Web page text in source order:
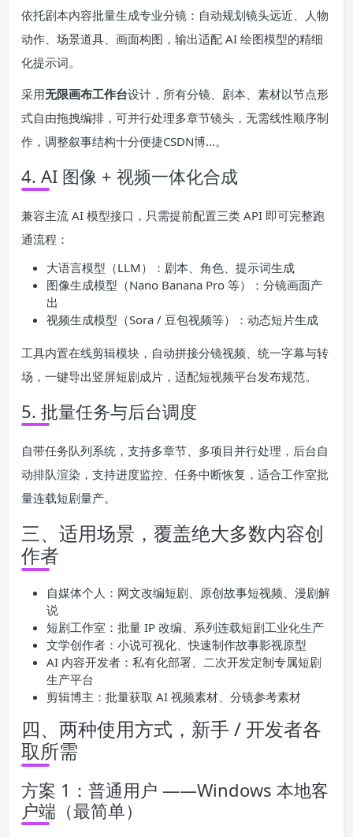
依托剧本内容批量生成专业分镜：自动规划镜头远近、人物
动作、场景道具、画面构图，输出适配 AI 绘图模型的精细
化提示词。
采用无限画布工作台设计，所有分镜、剧本、素材以节点形
式自由拖拽编排，可并行处理多章节镜头，无需线性顺序制
作，调整叙事结构十分便捷CSDN博…。
4. AI 图像 + 视频一体化合成
兼容主流 AI 模型接口，只需提前配置三类 API 即可完整跑
通流程：
大语言模型（LLM）：剧本、角色、提示词生成
图像生成模型（Nano Banana Pro 等）：分镜画面产
出
视频生成模型（Sora / 豆包视频等）：动态短片生成
工具内置在线剪辑模块，自动拼接分镜视频、统一字幕与转
场，一键导出竖屏短剧成片，适配短视频平台发布规范。
5. 批量任务与后台调度
自带任务队列系统，支持多章节、多项目并行处理，后台自
动排队渲染，支持进度监控、任务中断恢复，适合工作室批
量连载短剧量产。
三、适用场景，覆盖绝大多数内容创
作者
自媒体个人：网文改编短剧、原创故事短视频、漫剧解
说
短剧工作室：批量 IP 改编、系列连载短剧工业化生产
文学创作者：小说可视化、快速制作故事影视原型
AI 内容开发者：私有化部署、二次开发定制专属短剧
生产平台
剪辑博主：批量获取 AI 视频素材、分镜参考素材
四、两种使用方式，新手 / 开发者各
取所需
方案 1：普通用户 ——Windows 本地客
户端（最简单）